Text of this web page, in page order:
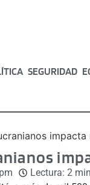
SEGURIDAD
Lectura: 2